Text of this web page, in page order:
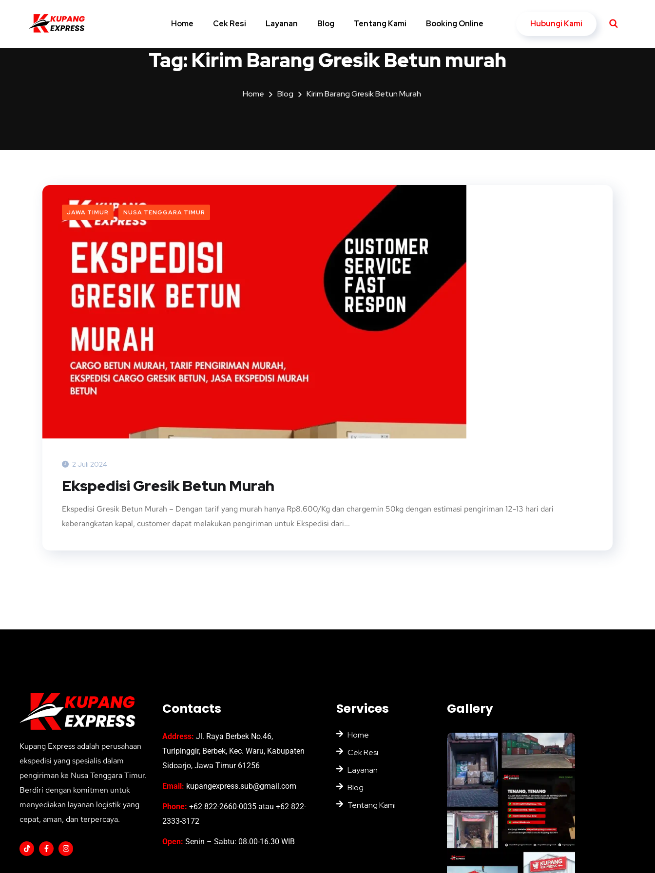
Home Cek Resi Layanan Blog Tentang Kami Booking Online Hubungi Kami
Tag: Kirim Barang Gresik Betun murah
Home Blog Kirim Barang Gresik Betun Murah
JAWA TIMUR NUSA TENGGARA TIMUR
2 Juli 2024
Ekspedisi Gresik Betun Murah
Ekspedisi Gresik Betun Murah – Dengan tarif yang murah hanya Rp8.600/Kg dan chargemin 50kg dengan estimasi pengiriman 12-13 hari dari
keberangkatan kapal, customer dapat melakukan pengiriman untuk Ekspedisi dari...
Kupang Express adalah perusahaan
ekspedisi yang spesialis dalam
pengiriman ke Nusa Tenggara Timur.
Berdiri dengan komitmen untuk
menyediakan layanan logistik yang
cepat, aman, dan terpercaya.
Contacts
Address: Jl. Raya Berbek No.46,
Turipinggir, Berbek, Kec. Waru, Kabupaten
Sidoarjo, Jawa Timur 61256
Email: kupangexpress.sub@gmail.com
Phone: +62 822-2660-0035 atau +62 822-
2333-3172
Open: Senin – Sabtu: 08.00-16.30 WIB
Services
Home
Cek Resi
Layanan
Blog
Tentang Kami
Gallery